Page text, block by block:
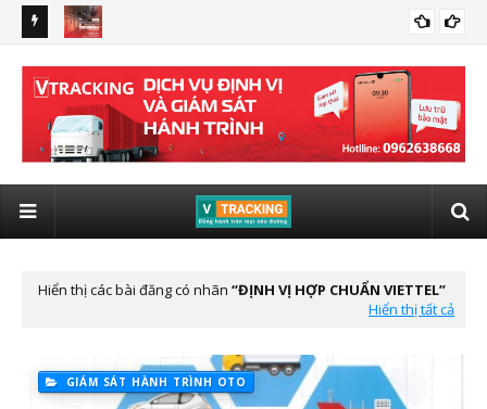
CAM HÀNH HÌNH
Hiển thị các bài đăng có nhãn ĐỊNH VỊ HỢP CHUẨN VIETTEL
Hiển thị tất cả
GIÁM SÁT HÀNH TRÌNH OTO